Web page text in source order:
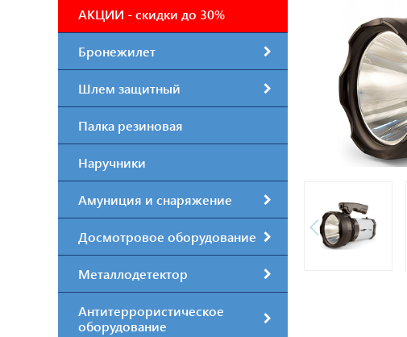
АКЦИИ - скидки до 30%
Бронежилет
Шлем защитный
Палка резиновая
Наручники
Амуниция и снаряжение
Досмотровое оборудование
Металлодетектор
Антитеррористическое
оборудование